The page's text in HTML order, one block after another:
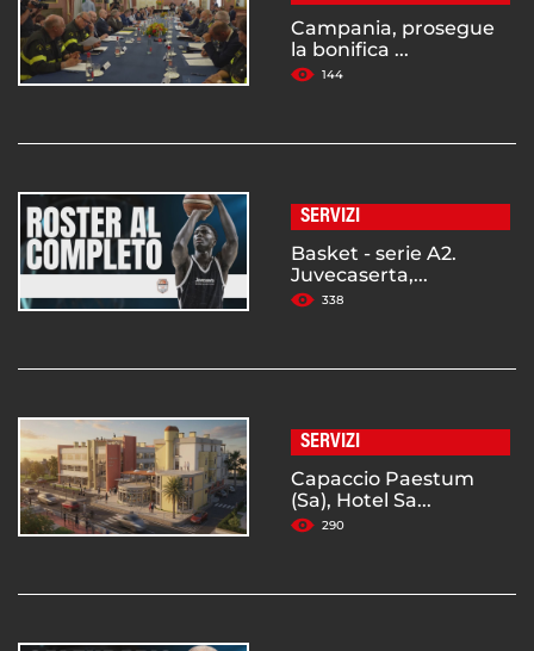
Campania, prosegue
la bonifica ...
144
SERVIZI
Basket - serie A2.
Juvecaserta,...
338
SERVIZI
Capaccio Paestum
(Sa), Hotel Sa...
290